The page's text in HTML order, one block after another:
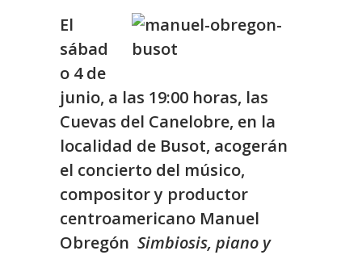
El
sábad
o 4 de
junio, a las 19:00 horas, las
Cuevas del Canelobre, en la
localidad de Busot, acogerán
el concierto del músico,
compositor y productor
centroamericano Manuel
Obregón Simbiosis, piano y